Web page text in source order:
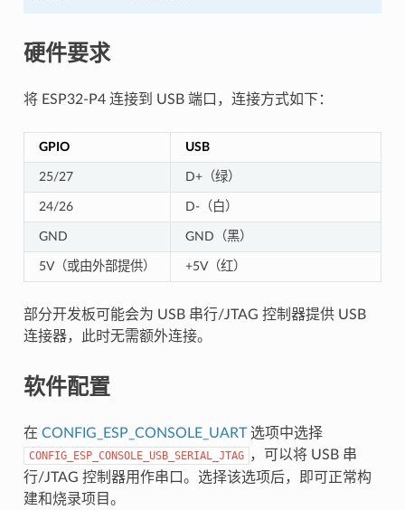
硬件要求
将 ESP32-P4 连接到 USB 端口，连接方式如下：
GPIO USB
25/27 D+（绿）
24/26 D-（白）
GND GND（黑）
5V（或由外部提供） +5V（红）
部分开发板可能会为 USB 串行/JTAG 控制器提供 USB
连接器，此时无需额外连接。
软件配置
在 CONFIG_ESP_CONSOLE_UART选项中选择
CONFIG_ESP_CONSOLE_USB_SERIAL_JTAG ，可以将 USB 串
行/JTAG 控制器用作串口。选择该选项后，即可正常构
建和烧录项目。